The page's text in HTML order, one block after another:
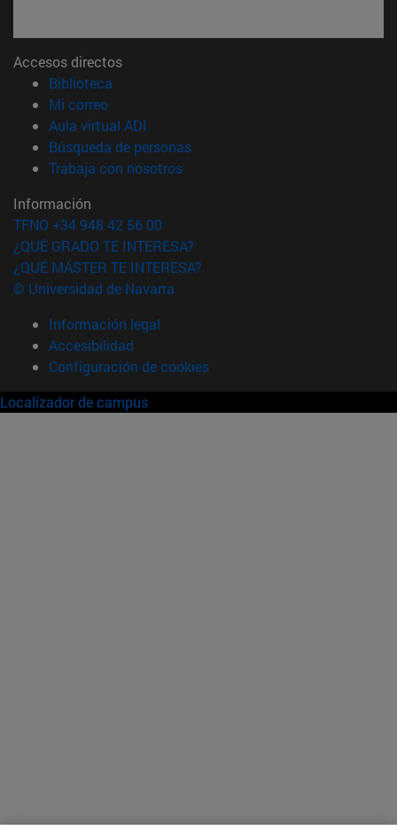
Accesos directos
Biblioteca
Mi correo(abre en nueva ventana)
Aula virtual ADI
Búsqueda de personas(abre en nueva ventana)
Trabaja con nosotros(abre en nueva ventana)
Información
TFNO +34 948 42 56 00
¿QUÉ GRADO TE INTERESA?
¿QUÉ MÁSTER TE INTERESA?
© Universidad de Navarra
Información legal
Accesibilidad
Configuración de cookies
Localizador de campus